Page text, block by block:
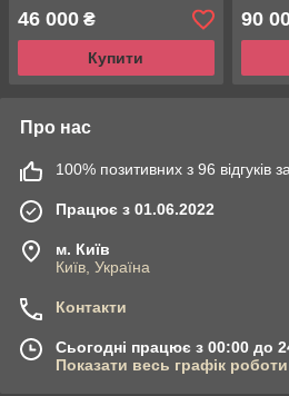
46 000 ₴
Купити
90
Про нас
100% позитивних з 96 відгуків
Працює з 01.06.2022
м. Київ
Київ, Україна
Контакти
Сьогодні працює з 00:00 до
Показати весь графік роботи